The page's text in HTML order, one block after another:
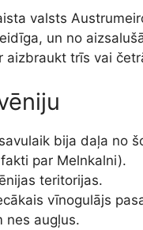
valsts
un no
aizbraukt trīs vai
bija daļa no
par Melnkalni).
teritorijas.
vīnogulājs
nes augļus.